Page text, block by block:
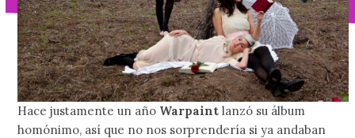
Hace justamente un año Warpaint lanzó su álbum
homónimo, así que no nos sorprendería si ya andaban